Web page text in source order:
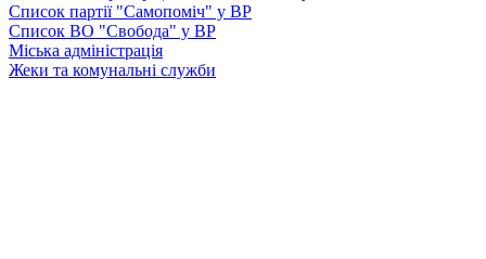
Список партії "Самопоміч" у ВР
Список ВО "Свобода" у ВР
Міська адміністрація
Жеки та комунальні служби